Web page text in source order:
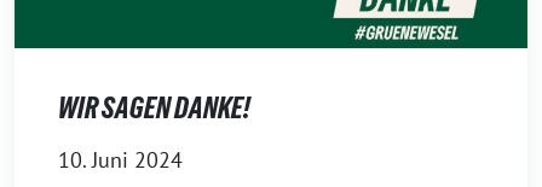
WIR SAGEN DANKE!
10. Juni 2024